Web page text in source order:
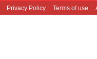
Privacy Policy Terms of use